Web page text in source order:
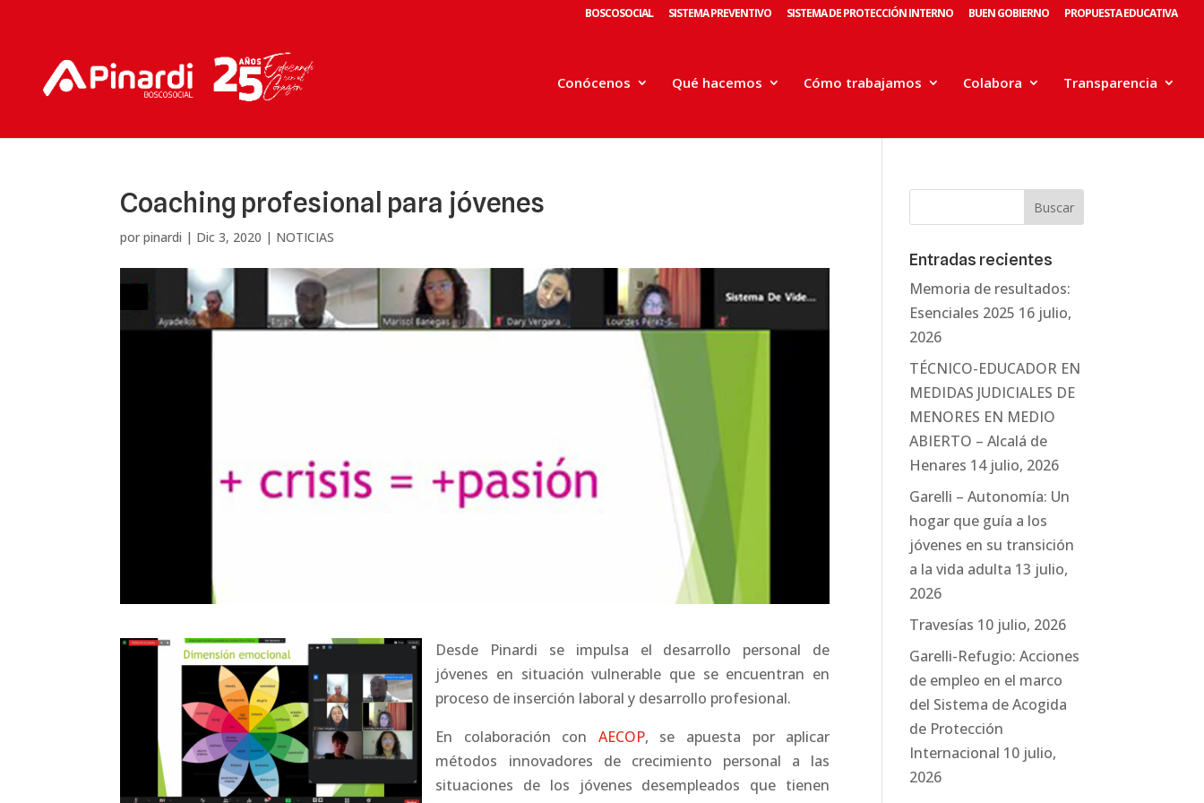
BOSCOSOCIAL SISTEMA PREVENTIVO SISTEMA DE PROTECCIÓN INTERNO BUEN GOBIERNO PROPUESTA EDUCATIVA
Conócenos Qué hacemos Cómo trabajamos Colabora Transparencia
Coaching profesional para jóvenes
porpinardi | Dic 3, 2020 | NOTICIAS
Desde Pinardi se impulsa el desarrollo personal de
jóvenes en situación vulnerable que se encuentran en
proceso de inserción laboral y desarrollo profesional.
En colaboración con AECOP, se apuesta por aplicar
métodos innovadores de crecimiento personal a las
situaciones de los jóvenes desempleados que tienen
Entradas recientes
Memoria de resultados:
Esenciales 2025 16 julio,
2026
TÉCNICO-EDUCADOR EN
MEDIDAS JUDICIALES DE
MENORES EN MEDIO
ABIERTO – Alcalá de
Henares 14 julio, 2026
Garelli – Autonomía: Un
hogar que guía a los
jóvenes en su transición
a la vida adulta 13 julio,
2026
Travesías 10 julio, 2026
Garelli-Refugio: Acciones
de empleo en el marco
del Sistema de Acogida
de Protección
Internacional 10 julio,
2026